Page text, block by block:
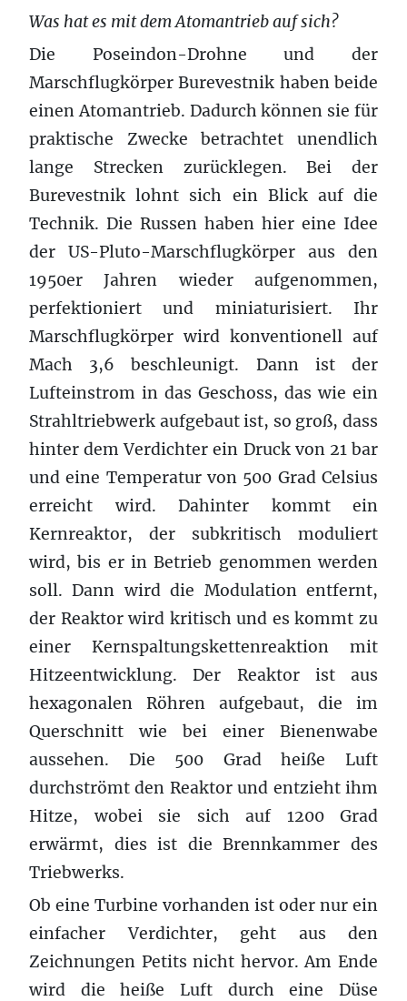
Was hat es mit dem Atomantrieb auf sich?
Die Poseindon-Drohne und der
Marschflugkörper Burevestnik haben beide
einen Atomantrieb. Dadurch können sie für
praktische Zwecke betrachtet unendlich
lange Strecken zurücklegen. Bei der
Burevestnik lohnt sich ein Blick auf die
Technik. Die Russen haben hier eine Idee
der US-Pluto-Marschflugkörper aus den
1950er Jahren wieder aufgenommen,
perfektioniert und miniaturisiert. Ihr
Marschflugkörper wird konventionell auf
Mach 3,6 beschleunigt. Dann ist der
Lufteinstrom in das Geschoss, das wie ein
Strahltriebwerk aufgebaut ist, so groß, dass
hinter dem Verdichter ein Druck von 21 bar
und eine Temperatur von 500 Grad Celsius
erreicht wird. Dahinter kommt ein
Kernreaktor, der subkritisch moduliert
wird, bis er in Betrieb genommen werden
soll. Dann wird die Modulation entfernt,
der Reaktor wird kritisch und es kommt zu
einer Kernspaltungskettenreaktion mit
Hitzeentwicklung. Der Reaktor ist aus
hexagonalen Röhren aufgebaut, die im
Querschnitt wie bei einer Bienenwabe
aussehen. Die 500 Grad heiße Luft
durchströmt den Reaktor und entzieht ihm
Hitze, wobei sie sich auf 1200 Grad
erwärmt, dies ist die Brennkammer des
Triebwerks.
Ob eine Turbine vorhanden ist oder nur ein
einfacher Verdichter, geht aus den
Zeichnungen Petits nicht hervor. Am Ende
wird die heiße Luft durch eine Düse